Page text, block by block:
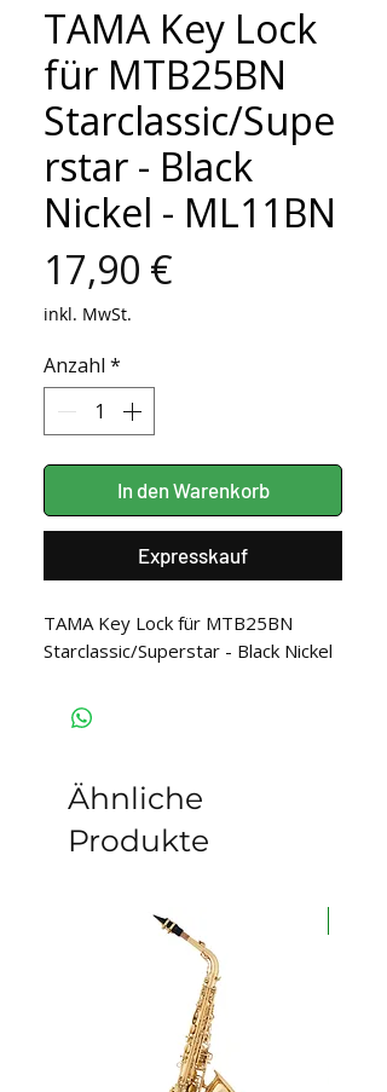
TAMA Key Lock
für MTB25BN
Starclassic/Supe
rstar - Black
Nickel - ML11BN
17,90 €
inkl. MwSt.
Anzahl *
In den Warenkorb
Expresskauf
TAMA Key Lock für MTB25BN
Starclassic/Superstar - Black Nickel
Ähnliche
Produkte